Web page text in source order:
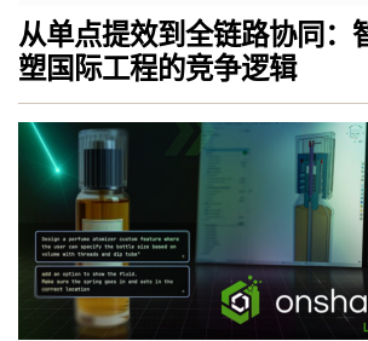
从单点提效到全链路协同：
塑国际工程的竞争逻辑